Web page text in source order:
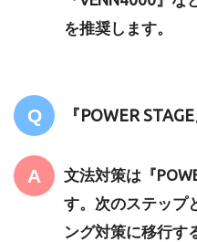
を推奨します。
『POWER
文法対策は『
す。次のステップ
ング対策に移行す